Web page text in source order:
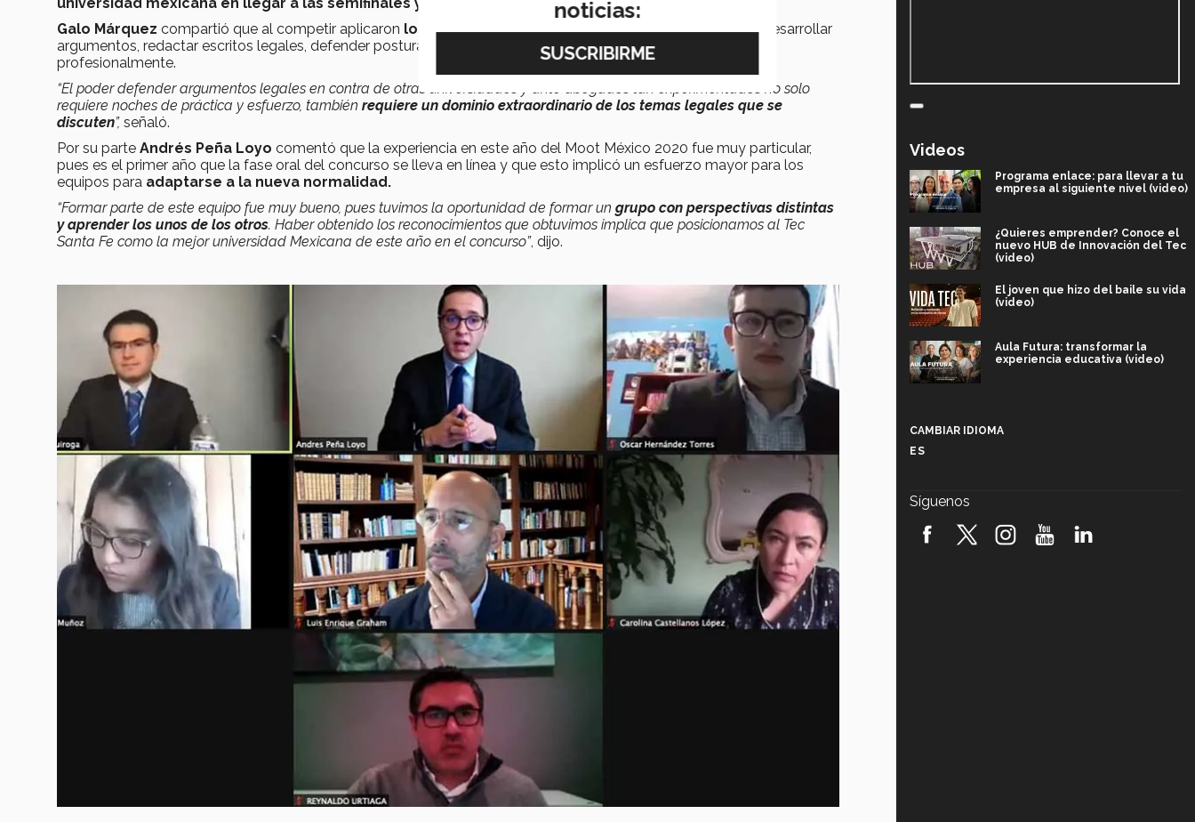
Galo Márquez compartió que al competir aplicaron los conocimientos en clase, además de aprender a desarrollar
argumentos, redactar escritos legales, defender posturas de clientes, y expresar oralmente los argumentos
profesionalmente.
“El poder defender argumentos legales en contra de otras universidades y ante abogados tan experimentados no solo
requiere noches de práctica y esfuerzo, también requiere un dominio extraordinario de los temas legales que se
discuten”, señaló.
Por su parte Andrés Peña Loyo comentó que la experiencia en este año del Moot México 2020 fue muy particular,
pues es el primer año que la fase oral del concurso se lleva en línea y que esto implicó un esfuerzo mayor para los
equipos para adaptarse a la nueva normalidad.
“Formar parte de este equipo fue muy bueno, pues tuvimos la oportunidad de formar un grupo con perspectivas distintas
y aprender los unos de los otros. Haber obtenido los reconocimientos que obtuvimos implica que posicionamos al Tec
Santa Fe como la mejor universidad Mexicana de este año en el concurso”, dijo.
Videos
Programa enlace: para llevar a tu
empresa al siguiente nivel (video)
¿Quieres emprender? Conoce el
nuevo HUB de Innovación del Tec
(video)
El joven que hizo del baile su vida
(video)
Aula Futura: transformar la
experiencia educativa (video)
robótica FIRST 2026! (video)
CAMBIAR IDIOMA
ES
Síguenos
noticias: